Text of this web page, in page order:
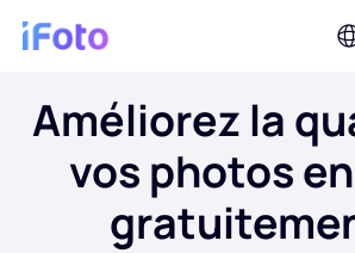
Connex
AI Photo Editor
Améliorez la
vos photos